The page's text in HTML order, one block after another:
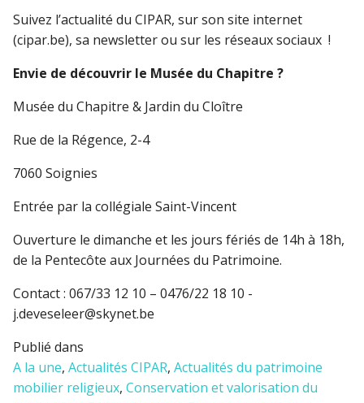
Suivez l’actualité du CIPAR, sur son site internet
(cipar.be), sa newsletter ou sur les réseaux sociaux !
Envie de découvrir le Musée du Chapitre ?
Musée du Chapitre & Jardin du Cloître
Rue de la Régence, 2-4
7060 Soignies
Entrée par la collégiale Saint-Vincent
Ouverture le dimanche et les jours fériés de 14h à 18h,
de la Pentecôte aux Journées du Patrimoine.
Contact : 067/33 12 10 – 0476/22 18 10 -
j.deveseleer@skynet.be
Publié dans
A la une, Actualités CIPAR, Actualités du patrimoine
mobilier religieux, Conservation et valorisation du